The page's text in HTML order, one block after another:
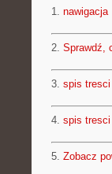
1. nawigacja
2. Sprawdź,
3. spis tresci
4. spis tresci
5. Zobacz